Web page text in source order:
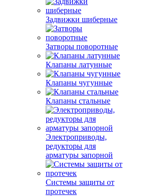
Задвижки шиберные
Затворы поворотные
Клапаны латунные
Клапаны чугунные
Клапаны стальные
Электроприводы,
редукторы для
арматуры запорной
Системы защиты от
протечек